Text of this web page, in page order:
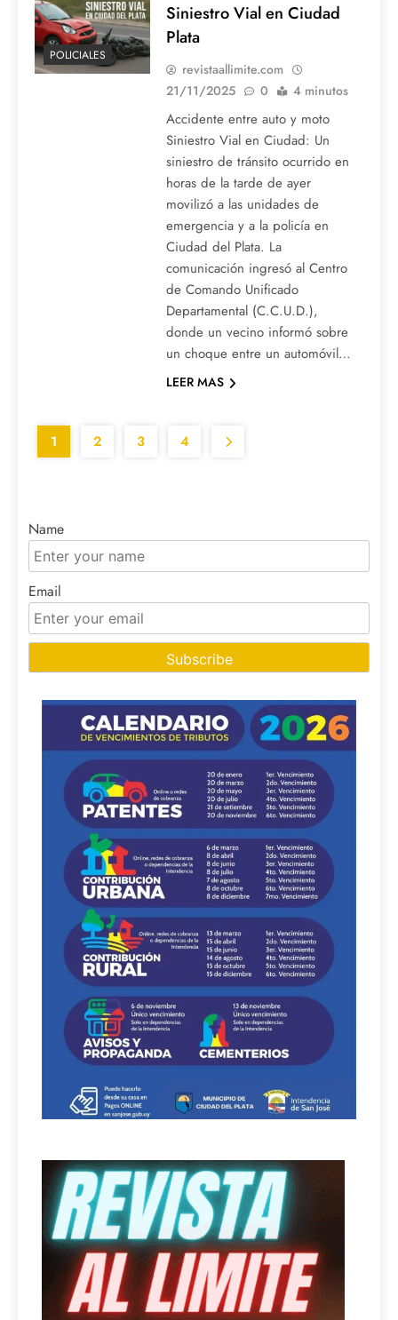
POLICIALES
Siniestro Vial en Ciudad
Plata
revistaallimite.com
21/11/2025
0 4 minutos
Accidente entre auto y moto
Siniestro Vial en Ciudad: Un
siniestro de tránsito ocurrido en
horas de la tarde de ayer
movilizó a las unidades de
emergencia y a la policía en
Ciudad del Plata. La
comunicación ingresó al Centro
de Comando Unificado
Departamental (C.C.U.D.),
donde un vecino informó sobre
un choque entre un automóvil…
LEER MAS
1 2 3 4
Name
Email